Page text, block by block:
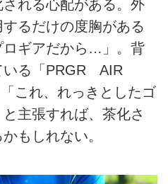
れる心配がある。外
るだけの度胸がある
ギアだから…」。背
いる「PRGR AIR
これ、れっきとしたゴ
主張すれば、茶化さ
もしれない。